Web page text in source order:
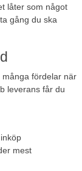
låter som något
gång du ska
fördelar när
leverans får du
mest